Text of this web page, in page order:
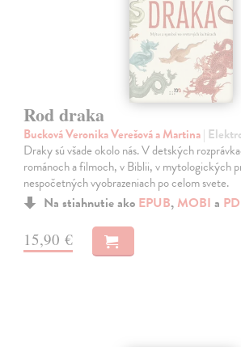
Rod draka
Bucková Veronika Verešová a Martina|
Draky sú všade okolo nás. V detských
románoch a filmoch, v Biblii, v mytologických
nespočetných vyobrazeniach po celom svete.
Na stiahnutie ako EPUB, MOBI a
15,90 €